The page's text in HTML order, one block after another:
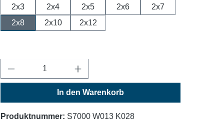
2x3 2x4 2x5 2x6
2x7
2x8
2x10 2x12
Produkt Anzahl: Gib den gewünschten Wert
In den Warenkorb
Produktnummer: S7000 W013 K028